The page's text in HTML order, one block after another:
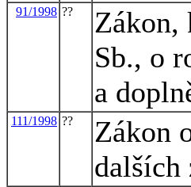
91/1998 ??
Zákon,
Sb., o
a
111/1998 ??
Zákon
dalších